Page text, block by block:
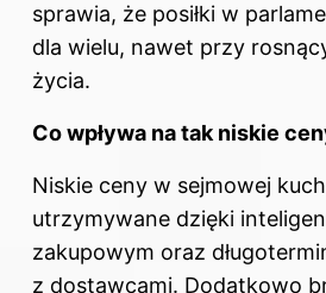
sprawia, że posiłki w
dla wielu, nawet przy
życia.
Co wpływa na tak niskie
Niskie ceny w sejmowej
utrzymywane dzięki
zakupowym oraz
z dostawcami. Dodatkowo